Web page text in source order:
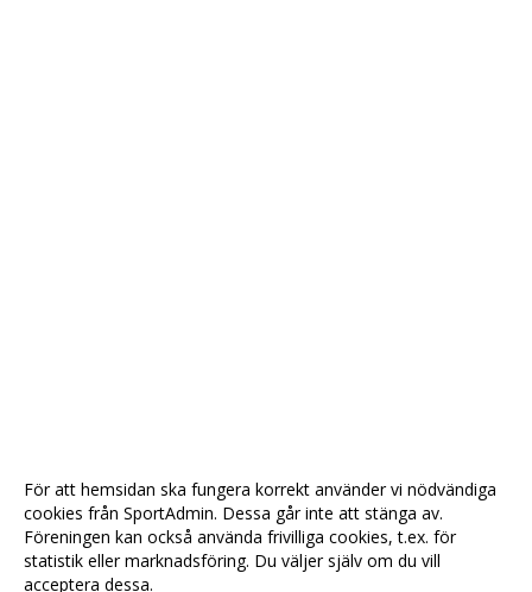
För att hemsidan ska fungera korrekt använder vi nödvändiga
cookies från SportAdmin. Dessa går inte att stänga av.
Föreningen kan också använda frivilliga cookies, t.ex. för
statistik eller marknadsföring. Du väljer själv om du vill
acceptera dessa.